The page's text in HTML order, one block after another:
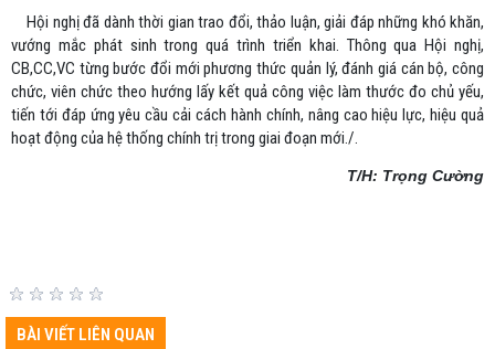
Hội nghị đã dành thời gian trao đổi, thảo luận, giải đáp những khó khăn,
vướng mắc phát sinh trong quá trình triển khai. Thông qua Hội nghị,
CB,CC,VC từng bước đổi mới phương thức quản lý, đánh giá cán bộ, công
chức, viên chức theo hướng lấy kết quả công việc làm thước đo chủ yếu,
tiến tới đáp ứng yêu cầu cải cách hành chính, nâng cao hiệu lực, hiệu quả
hoạt động của hệ thống chính trị trong giai đoạn mới./.
T/H: Trọng Cường
BÀI VIẾT LIÊN QUAN